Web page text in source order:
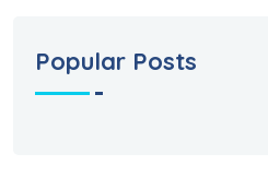
Popular Posts